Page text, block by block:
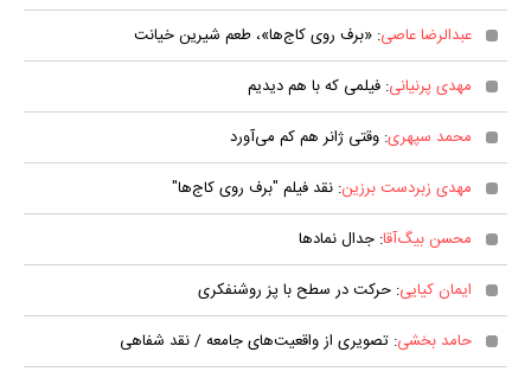
عبدالرضا عاصی: «برف روی کاج‌ها»، طعم شیرین خیانت
مهدی پرنیانی: فیلمی که با هم دیدیم
محمد سپهری: وقتی ژانر هم کم می‌آورد
مهدی زبردست برزین: نقد فیلم "برف روی کاج‌ها"
محسن بیگ‌آقا: جدال نمادها
ایمان کیایی: حرکت در سطح با پز روشنفکری
حامد بخشی: تصویری از واقعیت‌های جامعه / نقد شفاهی